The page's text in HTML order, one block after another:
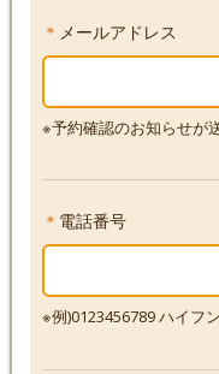
＊ メールアドレス
※予約確認のお知らせが
＊ 電話番号
※例)0123456789 ハイフ